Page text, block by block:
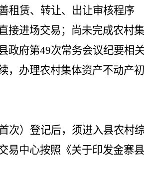
租赁、转让、出让审核程序
接进场交易；尚未完成农村集
政府第49次常务会议纪要相关
，办理农村集体资产不动产初
次）登记后，须进入县农村
易中心按照《关于印发金寨县